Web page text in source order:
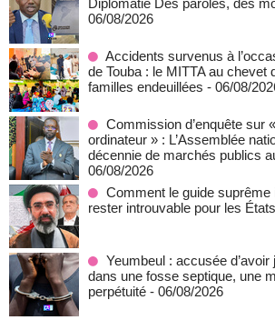
Diplomatie Des paroles, des
06/08/2026
Accidents survenus à
de Touba : le MITTA au chevet
familles endeuillées - 06/08/
Commission d’enquête sur
ordinateur » : L’Assemblée
décennie de marchés publics
06/08/2026
Comment le guide suprême
rester introuvable pour les
Yeumbeul : accusée
dans une fosse septique, une
perpétuité - 06/08/2026